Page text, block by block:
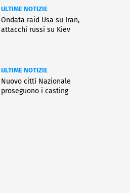
ULTIME NOTIZIE
Ondata raid Usa su Iran,
attacchi russi su Kiev
ULTIME NOTIZIE
Nuovo cittì Nazionale
proseguono i casting